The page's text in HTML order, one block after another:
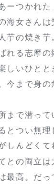
ーつかれた
海女さん
芋の焼き
れる志摩
しいひと
今まで身
まで潜っ
とつい無
しんどくて
との両立は
最高。だっ